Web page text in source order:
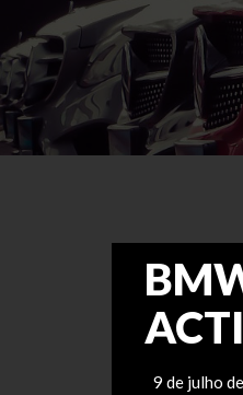
9 de julho